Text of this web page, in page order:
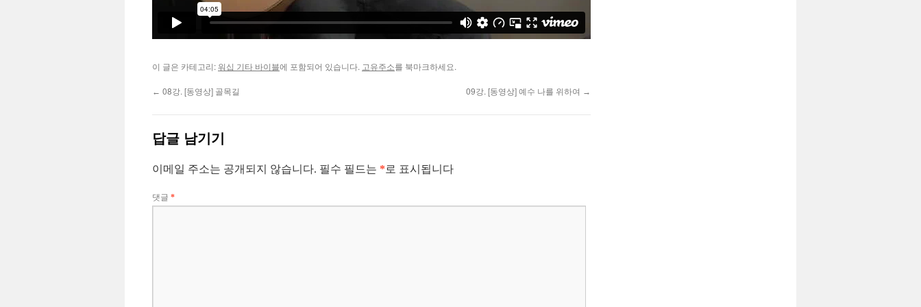
이 글은 카테고리:워십 기타 바이블에 포함되어 있습니다. 고유주소를 북마크하세요.
← 08강. [동영상] 골목길 09강. [동영상] 예수 나를 위하여 →
답글 남기기
이메일 주소는 공개되지 않습니다. 필수 필드는 * 로 표시됩니다
댓글 *